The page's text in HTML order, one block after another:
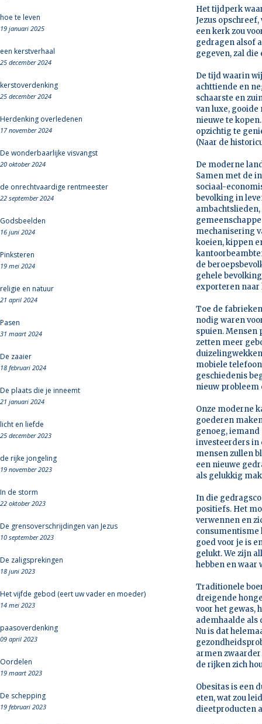
hoe te leven
19 januari 2025
een kerstverhaal
25 december 2024
kerstoverdenking
25 december 2024
Herdenking overledenen
17 november 2024
De wonderbaarlijke visvangst
20 oktober 2024
de onrechtvaardige rentmeester
22 september 2024
Godsbeelden
16 juni 2024
Pinksteren
19 mei 2024
religie en natuur
21 april 2024
Pasen
31 maart 2024
De zaaier
18 februari 2024
De plaats die je inneemt
21 januari 2024
licht en liefde
25 december 2023
de rijke jongeling
19 november 2023
In de storm
22 oktober 2023
De grensoverschrijdingen van Jezus
10 september 2023
De zaligsprekingen
18 juni 2023
Het vijfde gebod (eert uw vader en moeder)
14 mei 2023
paasoverdenking
09 april 2023
Oordelen
19 maart 2023
De schepping
19 februari 2023
Het tijdperk
Jezus
een kerk zou
gedragen alsof
gegeven, zal
De tijd waarin
achttiende en
schaarste en
van luxe,
nieuwe te
opzichtig te
(Naar de
De moderne
Samen met de
sociaal-
bevolking in
mechanisering
koeien, kippen
de
gehele
exporteren naar
Toe de
nodig waren
spuien. Mensen
zetten meer
mobiele
geschiedenis
nieuw probleem
Onze moderne
goederen
genoeg,
investeerders in
mensen zullen
een nieuwe
als gelukkig
In die
positiefs. Het
verwennen en
consumentisme
goed voor je is
gelukt. We zijn
hebben en waar
Traditionele
dreigende
voor het gewas,
ademhaalde als
Nu is dat
armen
de rijken zich
Obesitas is een
eten, wat zou
dieetproducten